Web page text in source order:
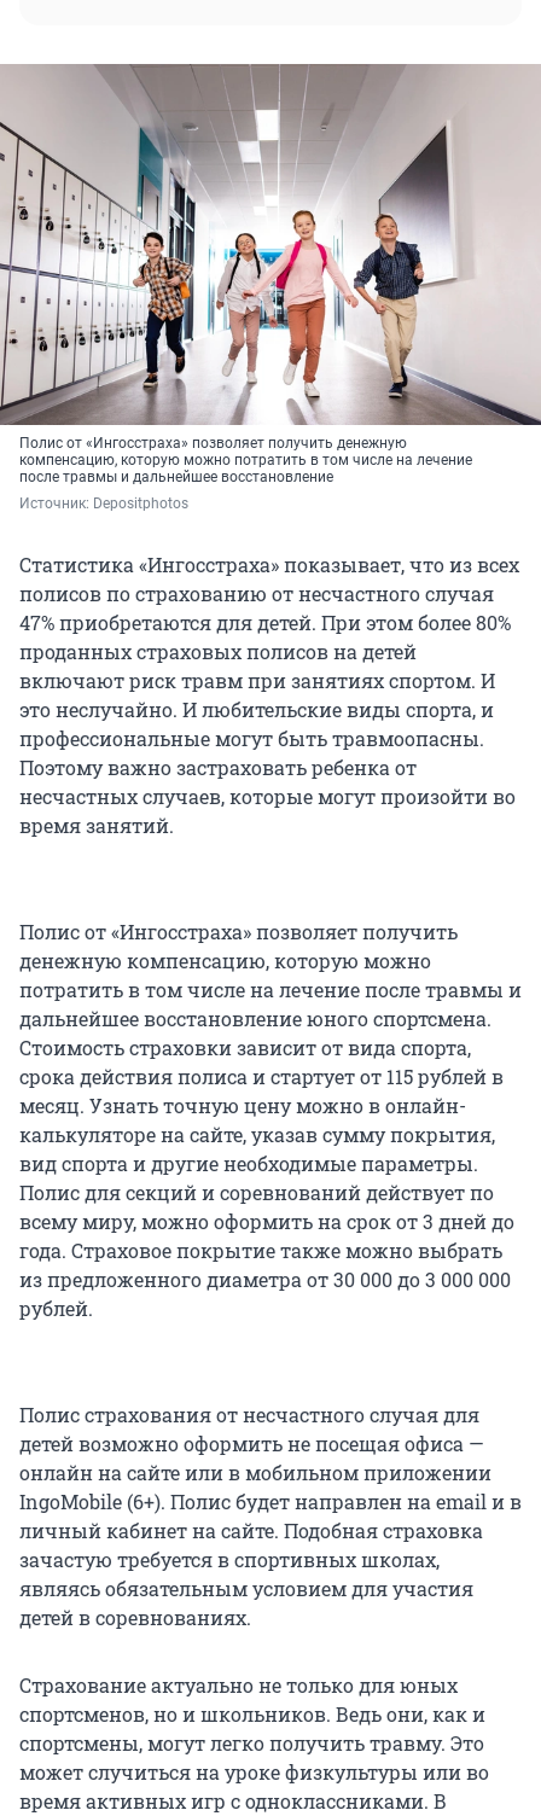
Полис от «Ингосстраха» позволяет получить денежную
компенсацию, которую можно потратить в том числе на лечение
после травмы и дальнейшее восстановление
Источник: Depositphotos
Статистика «Ингосстраха» показывает, что из всех
полисов по страхованию от несчастного случая
47% приобретаются для детей. При этом более 80%
проданных страховых полисов на детей
включают риск травм при занятиях спортом. И
это неслучайно. И любительские виды спорта, и
профессиональные могут быть травмоопасны.
Поэтому важно застраховать ребенка от
несчастных случаев, которые могут произойти во
время занятий.
Полис от «Ингосстраха» позволяет получить
денежную компенсацию, которую можно
потратить в том числе на лечение после травмы и
дальнейшее восстановление юного спортсмена.
Стоимость страховки зависит от вида спорта,
срока действия полиса и стартует от 115 рублей в
месяц. Узнать точную цену можно в онлайн-
калькуляторе на сайте, указав сумму покрытия,
вид спорта и другие необходимые параметры.
Полис для секций и соревнований действует по
всему миру, можно оформить на срок от 3 дней до
года. Страховое покрытие также можно выбрать
из предложенного диаметра от 30 000 до 3 000 000
рублей.
Полис страхования от несчастного случая для
детей возможно оформить не посещая офиса —
онлайн на сайте или в мобильном приложении
IngoMobile (6+). Полис будет направлен на email и в
личный кабинет на сайте. Подобная страховка
зачастую требуется в спортивных школах,
являясь обязательным условием для участия
детей в соревнованиях.
Страхование актуально не только для юных
спортсменов, но и школьников. Ведь они, как и
спортсмены, могут легко получить травму. Это
может случиться на уроке физкультуры или во
время активных игр с одноклассниками. В